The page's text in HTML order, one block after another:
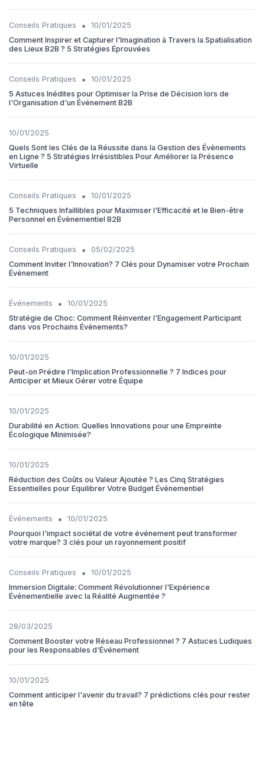
Conseils Pratiques •
10/01/2025
Comment Inspirer et Capturer l'Imagination à Travers la Spatialisation
des Lieux B2B ? 5 Stratégies Éprouvées
Conseils Pratiques •
10/01/2025
5 Astuces Inédites pour Optimiser la Prise de Décision lors de
l'Organisation d'un Événement B2B
10/01/2025
Quels Sont les Clés de la Réussite dans la Gestion des Évènements
en Ligne ? 5 Stratégies Irrésistibles Pour Améliorer la Présence
Virtuelle
Conseils Pratiques •
10/01/2025
5 Techniques Infaillibles pour Maximiser l'Efficacité et le Bien-être
Personnel en Évènementiel B2B
Conseils Pratiques •
05/02/2025
Comment Inviter l'Innovation? 7 Clés pour Dynamiser votre Prochain
Événement
Événements •
10/01/2025
Stratégie de Choc: Comment Réinventer l'Engagement Participant
dans vos Prochains Événements?
10/01/2025
Peut-on Prédire l'Implication Professionnelle ? 7 Indices pour
Anticiper et Mieux Gérer votre Équipe
10/01/2025
Durabilité en Action: Quelles Innovations pour une Empreinte
Écologique Minimisée?
10/01/2025
Réduction des Coûts ou Valeur Ajoutée ? Les Cinq Stratégies
Essentielles pour Equilibrer Votre Budget Événementiel
Événements •
10/01/2025
Pourquoi l'impact sociétal de votre événement peut transformer
votre marque? 3 clés pour un rayonnement positif
Conseils Pratiques •
10/01/2025
Immersion Digitale: Comment Révolutionner l'Expérience
Événementielle avec la Réalité Augmentée ?
28/03/2025
Comment Booster votre Réseau Professionnel ? 7 Astuces Ludiques
pour les Responsables d'Événement
10/01/2025
Comment anticiper l'avenir du travail? 7 prédictions clés pour rester
en tête